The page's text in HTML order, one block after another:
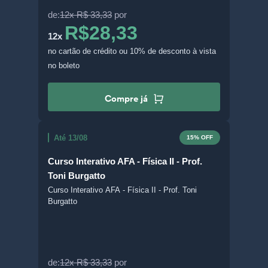
de:12x R$ 33,33 por
12x R$28,33
no cartão de crédito ou 10% de desconto à vista
no boleto
Compre já
Até 13/08 15% OFF
Curso Interativo AFA - Física II - Prof.
Toni Burgatto
Curso Interativo AFA - Física II - Prof. Toni
Burgatto
de:12x R$ 33,33 por